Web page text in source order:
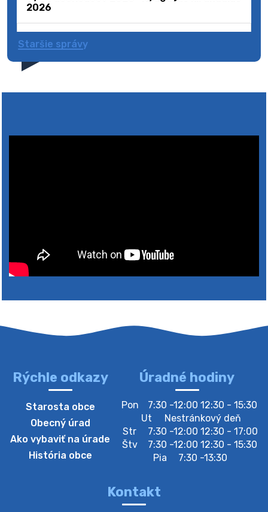
2026
4. augusta 2026 10:05
Zberný dvor-Gyűjtőudvar
bude zberný dvor zatvorený. Értesítjük a lakosokat,
Zber separovaného odpadu plastu-
Oznamujeme obyvateľom, že v stredu 05. augusta
prebehne zber separovaného odpadu plastu. Prosíme
obyvateľov, aby vrecia s odpadom vyložili pred dom už
Staršie správy
Rýchle odkazy
Starosta obce
Obecný úrad
Ako vybaviť na úrade
História obce
Úradné hodiny
Pon
7:30 -12:00 12:30 - 15:30
Ut
Nestránkový deň
Str
7:30 -12:00 12:30 - 17:00
Štv
7:30 -12:00 12:30 - 15:30
Pia
7:30 -13:30
Kontakt